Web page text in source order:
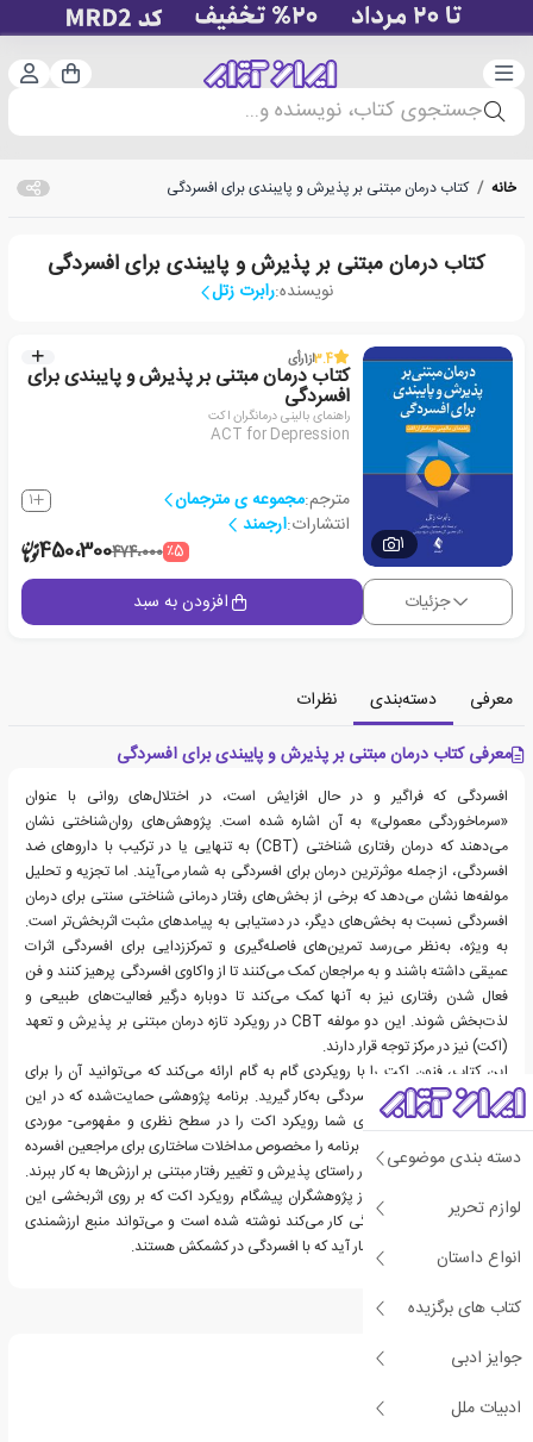
دسته‌بندی سبد
جستجوی کتاب، نویسنده و...
دسته بندی موضوعی
لوازم تحریر
انواع داستان
کتاب های برگزیده
جوایز ادبی
ادبیات ملل
خانه / کتاب درمان مبتنی بر پذیرش و پایبندی برای افسردگی
کتاب درمان مبتنی بر پذیرش و پایبندی برای افسردگی
نویسنده:رابرت زتل
1
3.4از1رأی
کتاب درمان مبتنی بر پذیرش و پایبندی برای
افسردگی
راهنمای بالینی درمانگران اکت
ACT for Depression
مترجم:مجموعه ی مترجمان 1
انتشارات:ارجمند
٪5474،000450،300
جزئیات افزودن به سبد
معرفی دسته‌بندی
نظرات
معرفی کتاب درمان مبتنی بر پذیرش و پایبندی برای افسردگی
افسردگی که فراگیر و در حال افزایش است، در اختلال‌های روانی با عنوان
«سرماخوردگی معمولی» به آن اشاره شده است. پژوهش‌های روان‌شناختی نشان
می‌دهند که درمان رفتاری شناختی (CBT) به تنهایی یا در ترکیب با داروهای ضد
افسردگی، از جمله موثرترین درمان برای افسردگی به شمار می‌آیند. اما تجزیه و تحلیل
مولفه‌ها نشان می‌دهد که برخی از بخش‌های رفتار درمانی شناختی سنتی برای درمان
افسردگی نسبت به بخش‌های دیگر، در دستیابی به پیامدهای مثبت اثربخش‌تر است.
به ویژه، به‌نظر می‌رسد تمرین‌های فاصله‌گیری و تمرکززدایی برای افسردگی اثرات
عمیقی داشته باشند و به مراجعان کمک می‌کنند تا از واکاوی افسردگی پرهیز کنند و فن
فعال شدن رفتاری نیز به آنها کمک می‌کند تا دوباره درگیر فعالیت‌های طبیعی و
لذت‌بخش شوند. این دو مولفه CBT در رویکرد تازه درمان مبتنی بر پذیرش و تعهد
(اکت) نیز در مرکز توجه قرار دارند.
این کتاب، فنون اکت را با رویکردی گام به گام ارائه می‌کند که می‌توانید آن را برای
درمان بیماران مبتلا به افسردگی به‌کار گیرید. برنامه پژوهشی حمایت‌شده که در این
کتاب ارائه شده است برای شما رویکرد اکت را در سطح نظری و مفهومی- موردی
معرفی می‌کند. سپس این برنامه را مخصوص مداخلات ساختاری برای مراجعین افسرده
می‌کند تا رویکرد اکت را در راستای پذیرش و تغییر رفتار مبتنی بر ارزش‌ها به کار ببرند.
این کتاب به‌وسیله یکی از پژوهشگران پیشگام رویکرد اکت که بر روی اثربخشی این
رویکرد برای درمان افسردگی کار می‌کند نوشته شده است و می‌تواند منبع ارزشمندی
برای کار با مراجعانی به شمار آید که با افسردگی در کشمکش هستند.
درباره رابرت زتل